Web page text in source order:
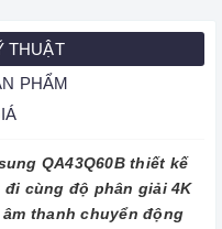
THUẬT
PHẨM
QA43Q60B thiết kế
cùng độ phân giải 4K
thanh chuyển động